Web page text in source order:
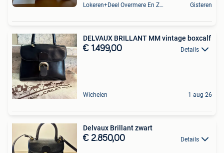
Lokeren+Deel Overmere En Zele Gisteren
DELVAUX BRILLANT MM vintage boxcalf
€ 1.499,00 Details
Wichelen 1 aug 26
Delvaux Brillant zwart
€ 2.850,00 Details